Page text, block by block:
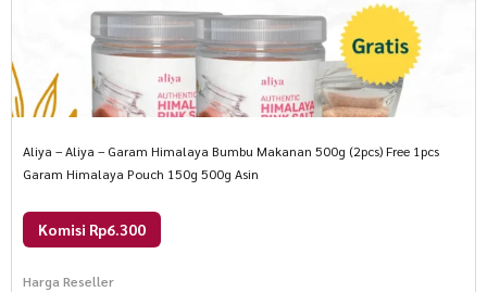
Aliya – Aliya – Garam Himalaya Bumbu Makanan 500g (2pcs) Free 1pcs
Garam Himalaya Pouch 150g 500g Asin
Komisi Rp6.300
Harga Reseller